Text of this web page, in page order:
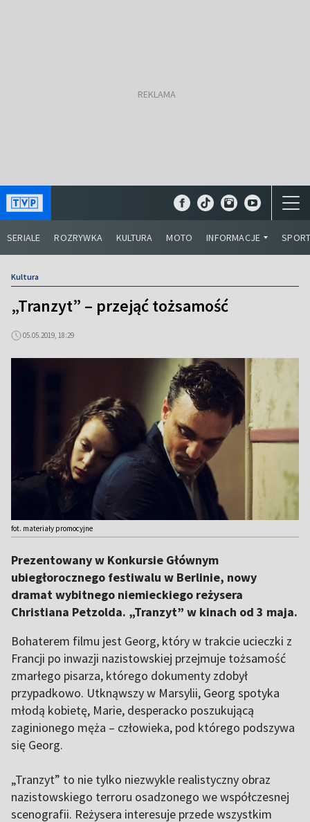
SERIALE ROZRYWKA KULTURA MOTO INFORMACJE
Kultura
„Tranzyt” – przejąć tożsamość
05.05.2019, 18:29
fot. materiały promocyjne
Prezentowany w Konkursie Głównym
ubiegłorocznego festiwalu w Berlinie, nowy
dramat wybitnego niemieckiego reżysera
Christiana Petzolda. „Tranzyt” w kinach od 3 maja.
Bohaterem filmu jest Georg, który w trakcie ucieczki z
Francji po inwazji nazistowskiej przejmuje tożsamość
zmarłego pisarza, którego dokumenty zdobył
przypadkowo. Utknąwszy w Marsylii, Georg spotyka
młodą kobietę, Marie, desperacko poszukującą
zaginionego męża – człowieka, pod którego podszywa
się Georg.
„Tranzyt” to nie tylko niezwykle realistyczny obraz
nazistowskiego terroru osadzonego we współczesnej
scenografii. Reżysera interesuje przede wszystkim